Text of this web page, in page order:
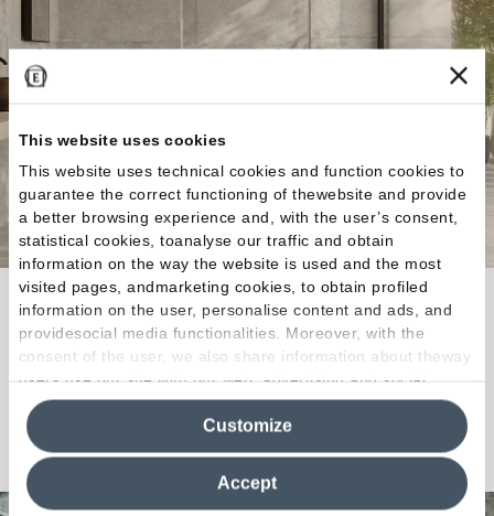
This website uses cookies
This website uses technical cookies and function cookies to
guarantee the correct functioning of thewebsite and provide
a better browsing experience and, with the user’s consent,
statistical cookies, toanalyse our traffic and obtain
information on the way the website is used and the most
visited pages, andmarketing cookies, to obtain profiled
information on the user, personalise content and ads, and
providesocial media functionalities. Moreover, with the
consent of the user, we also share information about theway
users use our site with our web, advertising and social
media analytics partners, who may combine itwith other
information in their possession. By closing this banner,
clicking on "Reject", it will be possible tocontinue browsing
the site after installing only technical cookies. For more
information see the
Cookie Policy
Accept
Customize
Ever-Stone trae ispirazione da una raffinata
selezione di antiche pietre di origine francese
destinate a esclusivi progetti di recupero.
Scopri la Collezione